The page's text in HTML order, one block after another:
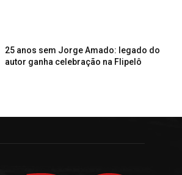
25 anos sem Jorge Amado: legado do
autor ganha celebração na Flipelô